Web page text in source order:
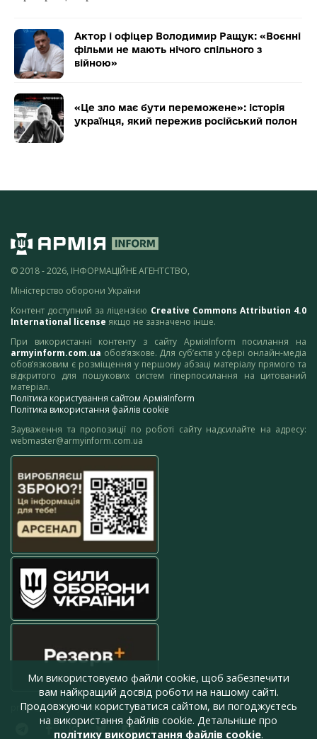
Актор і офіцер Володимир Ращук: «Воєнні
фільми не мають нічого спільного з
війною»
«Це зло має бути переможене»: історія
українця, який пережив російський полон
© 2018 - 2026, ІНФОРМАЦІЙНЕ АГЕНТСТВО,
Міністерство оборони України
Контент доступний за ліцензією Creative Commons Attribution 4.0
International license якщо не зазначено інше.
При використанні контенту з сайту АрміяInform посилання на
armyinform.com.ua обов’язкове. Для суб’єктів у сфері онлайн-медіа
обов’язковим є розміщення у першому абзаці матеріалу прямого та
відкритого для пошукових систем гіперпосилання на цитований
матеріал.
Політика користування сайтом АрміяInform
Політика використання файлів cookie
Зауваження та пропозиції по роботі сайту надсилайте на адресу:
webmaster@armyinform.com.ua
press@armyinform.com.ua
Ми використовуємо файли cookie, щоб забезпечити
вам найкращий досвід роботи на нашому сайті.
Продовжуючи користуватися сайтом, ви погоджуєтесь
на використання файлів cookie. Детальніше про
політику використання файлів cookie.